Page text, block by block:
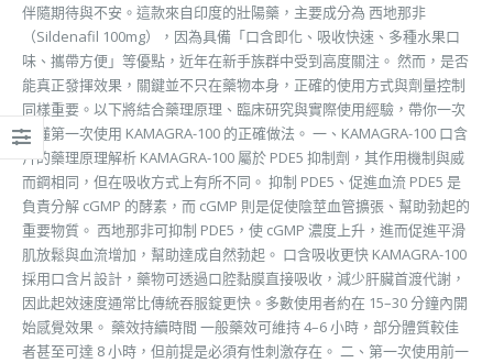
伴隨期待與不安。這款來自印度的壯陽藥，主要成分為 西地那非
（Sildenafil 100mg），因為具備「口含即化、吸收快速、多種水果口
味、攜帶方便」等優點，近年在新手族群中受到高度關注。 然而，是否
能真正發揮效果，關鍵並不只在藥物本身，正確的使用方式與劑量控制
同樣重要。以下將結合藥理原理、臨床研究與實際使用經驗，帶你一次
搞懂第一次使用 KAMAGRA-100 的正確做法。 一、KAMAGRA-100 口含
片的藥理原理解析 KAMAGRA-100 屬於 PDE5 抑制劑，其作用機制與威
而鋼相同，但在吸收方式上有所不同。 抑制 PDE5、促進血流 PDE5 是
負責分解 cGMP 的酵素，而 cGMP 則是促使陰莖血管擴張、幫助勃起的
重要物質。 西地那非可抑制 PDE5，使 cGMP 濃度上升，進而促進平滑
肌放鬆與血流增加，幫助達成自然勃起。 口含吸收更快 KAMAGRA-100
採用口含片設計，藥物可透過口腔黏膜直接吸收，減少肝臟首渡代謝，
因此起效速度通常比傳統吞服錠更快。多數使用者約在 15–30 分鐘內開
始感覺效果。 藥效持續時間 一般藥效可維持 4–6 小時，部分體質較佳
者甚至可達 8 小時，但前提是必須有性刺激存在。 二、第一次使用前一